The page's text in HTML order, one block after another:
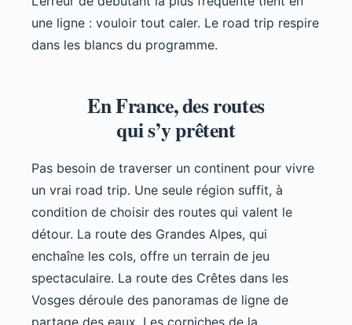
une ligne : vouloir tout caler. Le road trip respire
dans les blancs du programme.
En France, des routes
qui s’y prêtent
Pas besoin de traverser un continent pour vivre
un vrai road trip. Une seule région suffit, à
condition de choisir des routes qui valent le
détour. La route des Grandes Alpes, qui
enchaîne les cols, offre un terrain de jeu
spectaculaire. La route des Crêtes dans les
Vosges déroule des panoramas de ligne de
partage des eaux. Les corniches de la